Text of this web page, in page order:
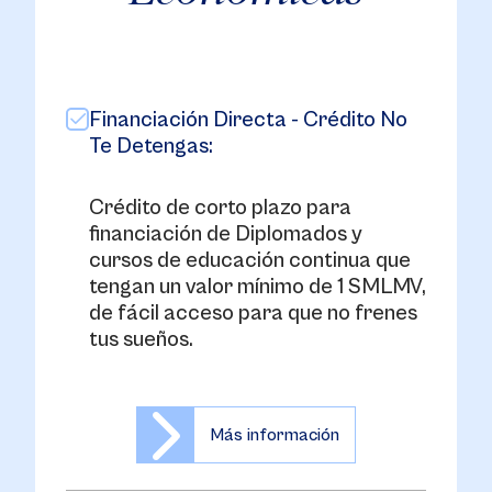
Financiación Directa - Crédito No
Te Detengas:
Crédito de corto plazo para
financiación de Diplomados y
cursos de educación continua que
tengan un valor mínimo de 1 SMLMV,
de fácil acceso para que no frenes
tus sueños.
Más información